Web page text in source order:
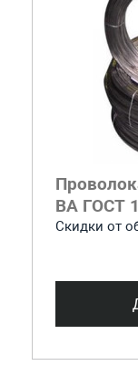
ВА ГОСТ
Скидки от